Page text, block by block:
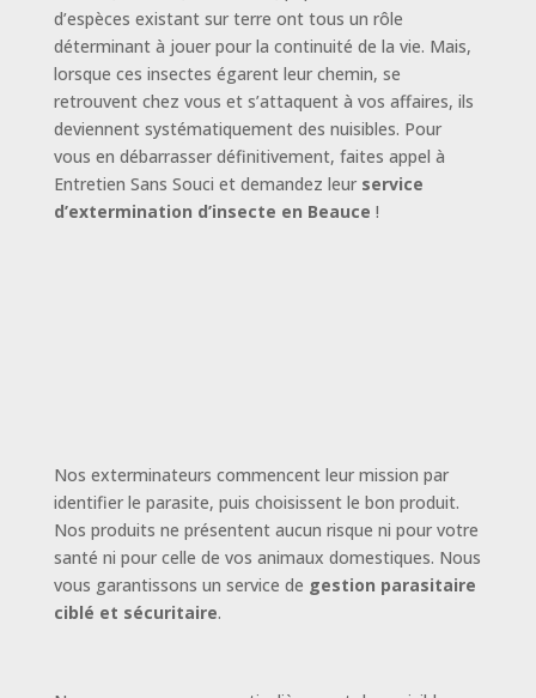
d’espèces existant sur terre ont tous un rôle
déterminant à jouer pour la continuité de la vie. Mais,
lorsque ces insectes égarent leur chemin, se
retrouvent chez vous et s’attaquent à vos affaires, ils
deviennent systématiquement des nuisibles. Pour
vous en débarrasser définitivement, faites appel à
Entretien Sans Souci et demandez leur service
d’extermination d’insecte en Beauce !
Nos exterminateurs commencent leur mission par
identifier le parasite, puis choisissent le bon produit.
Nos produits ne présentent aucun risque ni pour votre
santé ni pour celle de vos animaux domestiques. Nous
vous garantissons un service de gestion parasitaire
ciblé et sécuritaire.